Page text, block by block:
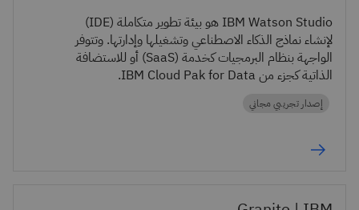
IBM Watson Studio هو بيئة تطوير متكاملة (IDE)
لإنشاء نماذج الذكاء الاصطناعي وتشغيلها وإدارتها. وتتوفر
الواجهة بنظام البرمجيات كخدمة (SaaS) أو للاستضافة
الذاتية كجزء من IBM Cloud Pak for Data.
إصدار تجريبي مجاني